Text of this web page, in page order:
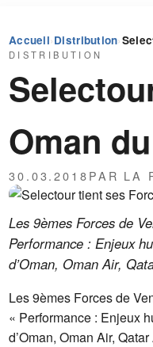
Accueil›Distribution›
DISTRIBUTION
Oman
30.03.2018PAR LA
Les 9èmes Forces de
Performance : Enjeux
d’Oman, Oman Air,
Les 9èmes Forces de
« Performance : Enjeux
d’Oman, Oman Air,